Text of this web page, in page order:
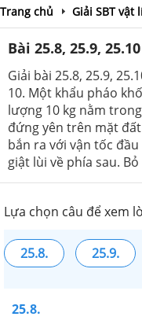
Trang chủ Giải SBT vật
Bài 25.8, 25.9,
Giải bài 25.8, 25.9,
10. Một khẩu pháo
lượng 10 kg nằm
đứng yên trên mặt
bắn ra với vận tốc
giật lùi về phía sau.
Lựa chọn câu để xem
25.8. 25.9.
25.8.